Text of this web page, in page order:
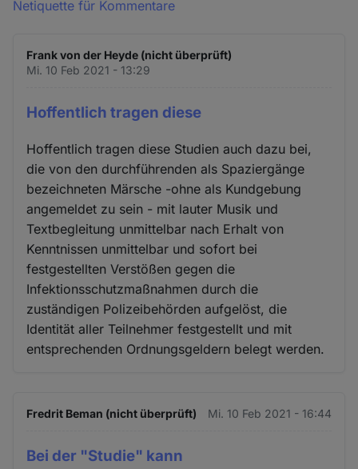
Netiquette für Kommentare
Frank von der Heyde (nicht überprüft)
Mi. 10 Feb 2021 - 13:29
Hoffentlich tragen diese
Hoffentlich tragen diese Studien auch dazu bei,
die von den durchführenden als Spaziergänge
bezeichneten Märsche -ohne als Kundgebung
angemeldet zu sein - mit lauter Musik und
Textbegleitung unmittelbar nach Erhalt von
Kenntnissen unmittelbar und sofort bei
festgestellten Verstößen gegen die
Infektionsschutzmaßnahmen durch die
zuständigen Polizeibehörden aufgelöst, die
Identität aller Teilnehmer festgestellt und mit
entsprechenden Ordnungsgeldern belegt werden.
Fredrit Beman (nicht überprüft) Mi. 10 Feb 2021 - 16:44
Bei der "Studie" kann